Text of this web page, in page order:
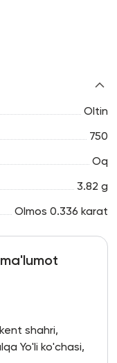
Oltin
750
Oq
3.82 g
Olmos 0.336 karat
shahri,
Yo'li ko'chasi,